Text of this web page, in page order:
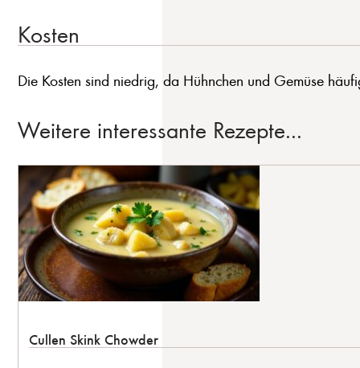
Kosten
Die Kosten sind niedrig, da Hühnchen und Gemüse
Weitere interessante Rezepte...
Cullen Skink Chowder